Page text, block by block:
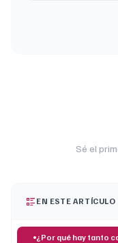
Sé el
EN ESTE ARTÍCULO
¿Por qué hay tanto